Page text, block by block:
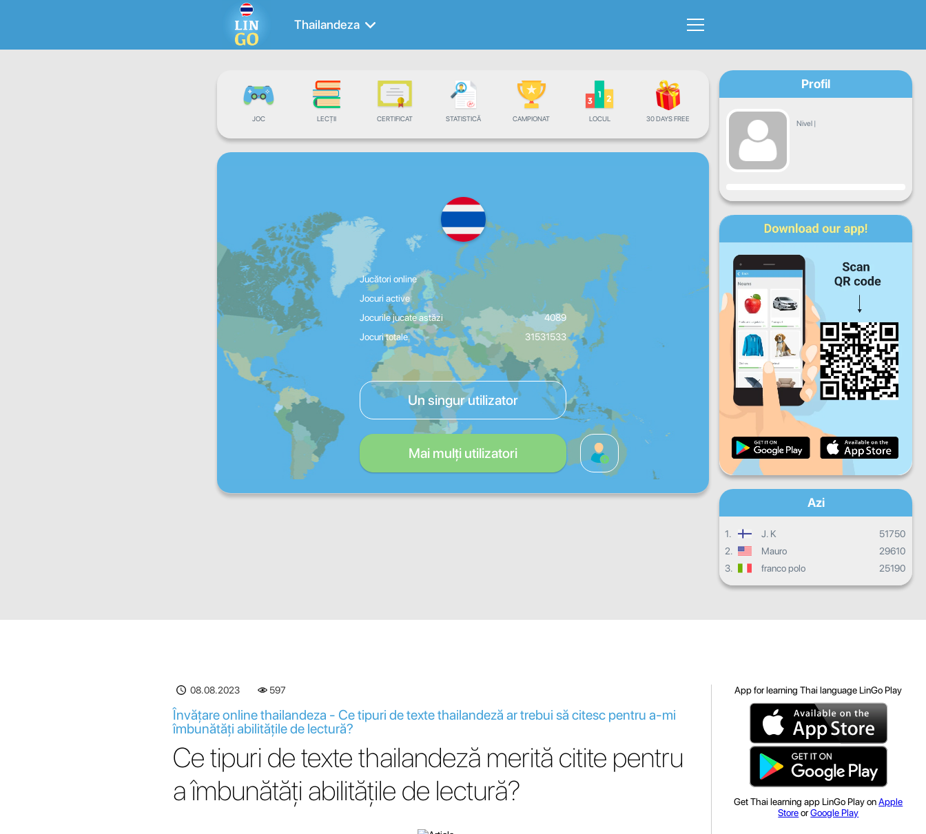
Thailandeza
JOC LECȚII CERTIFICAT STATISTICĂ CAMPIONAT LOCUL 30 DAYS FREE
Jucători online
Jocuri active
Jocurile jucate astăzi
4089
Jocuri totale
31531533
Un singur utilizator
Mai mulți utilizatori
Profil
Nivel |
Progres
Mi
S D
Progresul zilnic
Progresul lunar
Progres total
Azi
1. J. K
51750
2.
Mauro
29610
3.
franco polo 25190
08.08.2023 597
Învățare online thailandeza - Ce tipuri de texte thailandeză ar trebui să citesc pentru a-mi
îmbunătăți abilitățile de lectură?
Ce tipuri de texte thailandeză merită citite pentru
a îmbunătăți abilitățile de lectură?
App for learning Thai language LinGo Play
Get Thai learning app LinGo Play onApple
StoreorGoogle Play